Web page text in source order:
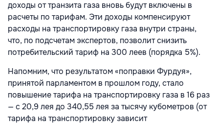
доходы от транзита газа вновь будут включены в
расчеты по тарифам. Эти доходы компенсируют
расходы на транспортировку газа внутри страны,
что, по подсчетам экспертов, позволит снизить
потребительский тариф на 300 леев (порядка 5%).
Напомним, что результатом «поправки Фурдуя»,
принятой парламентом в прошлом году, стало
повышение тарифа на транспортировку газа в 16 раз
— с 20,9 лея до 340,55 лея за тысячу кубометров (от
тарифа на транспортировку зависит